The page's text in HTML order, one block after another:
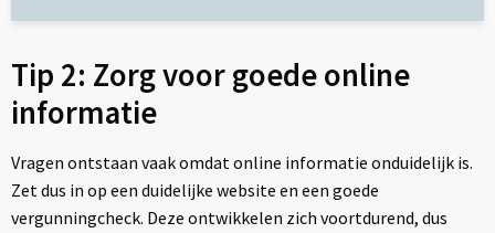
Tip 2: Zorg voor goede online
informatie
Vragen ontstaan vaak omdat online informatie onduidelijk is.
Zet dus in op een duidelijke website en een goede
vergunningcheck. Deze ontwikkelen zich voortdurend, dus